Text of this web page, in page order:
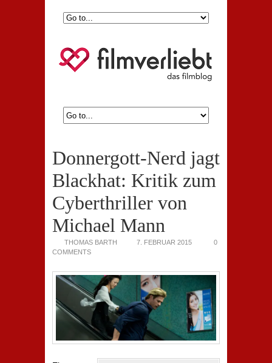
Donnergott-Nerd jagt
Blackhat: Kritik zum
Cyberthriller von
Michael Mann
THOMAS BARTH 7. FEBRUAR 2015
0
COMMENTS